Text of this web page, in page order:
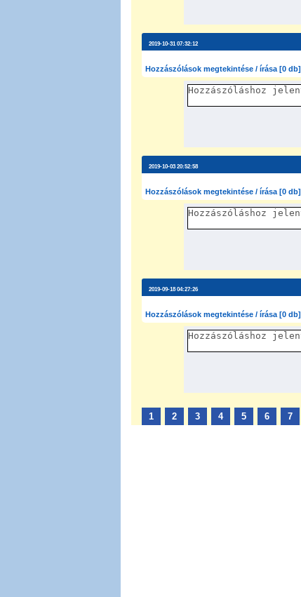
2019-10-31 07:32:12
Hozzászólások megtekintése / írása [0 db]
2019-10-03 20:52:58
Hozzászólások megtekintése / írása [0 db]
2019-09-18 04:27:26
Hozzászólások megtekintése / írása [0 db]
1 2 3 4 5 6 7